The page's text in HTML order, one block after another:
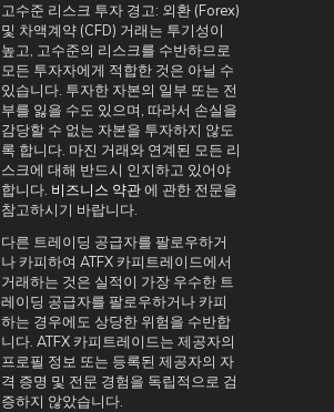
고수준 리스크 투자 경고: 외환 (Forex)
및 차액계약 (CFD) 거래는 투기성이
높고, 고수준의 리스크를 수반하므로
모든 투자자에게 적합한 것은 아닐 수
있습니다. 투자한 자본의 일부 또는 전
부를 잃을 수도 있으며, 따라서 손실을
감당할 수 없는 자본을 투자하지 않도
록 합니다. 마진 거래와 연계된 모든 리
스크에 대해 반드시 인지하고 있어야
합니다. 비즈니스 약관에 관한 전문을
참고하시기 바랍니다.
다른 트레이딩 공급자를 팔로우하거
나 카피하여 ATFX 카피트레이드에서
거래하는 것은 실적이 가장 우수한 트
레이딩 공급자를 팔로우하거나 카피
하는 경우에도 상당한 위험을 수반합
니다. ATFX 카피트레이드는 제공자의
프로필 정보 또는 등록된 제공자의 자
격 증명 및 전문 경험을 독립적으로 검
증하지 않았습니다.